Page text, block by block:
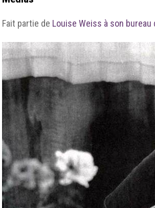
Fait partie de Louise Weiss à son bureau